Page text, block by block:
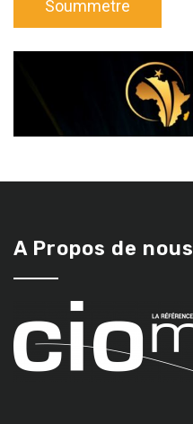
A Propos de nous